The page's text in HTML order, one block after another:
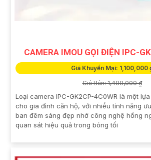
CAMERA IMOU GỌI ĐIỆN IPC-
Giá Khuyến Mại: 1,100,000
Giá Bán: 1,400,000 ₫
Loại camera IPC-GK2CP-4C0WR là một
cho gia đình căn hộ, với nhiều tính năng
ban đêm sáng đẹp nhờ công nghệ hồng
quan sát hiệu quả trong bóng tối